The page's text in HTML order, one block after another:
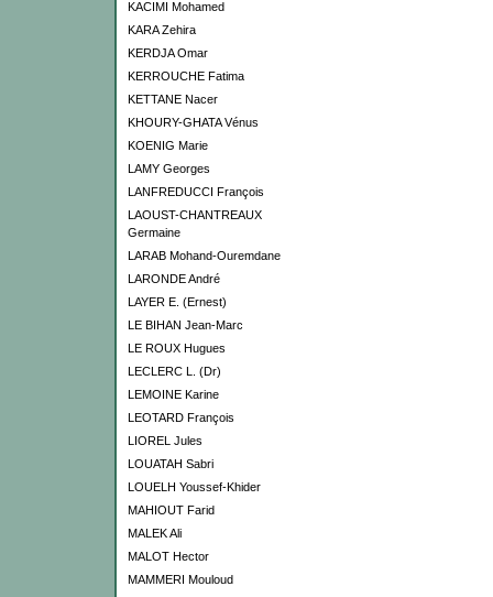
KACIMI Mohamed
KARA Zehira
KERDJA Omar
KERROUCHE Fatima
KETTANE Nacer
KHOURY-GHATA Vénus
KOENIG Marie
LAMY Georges
LANFREDUCCI François
LAOUST-CHANTREAUX
Germaine
LARAB Mohand-Ouremdane
LARONDE André
LAYER E. (Ernest)
LE BIHAN Jean-Marc
LE ROUX Hugues
LECLERC L. (Dr)
LEMOINE Karine
LEOTARD François
LIOREL Jules
LOUATAH Sabri
LOUELH Youssef-Khider
MAHIOUT Farid
MALEK Ali
MALOT Hector
MAMMERI Mouloud